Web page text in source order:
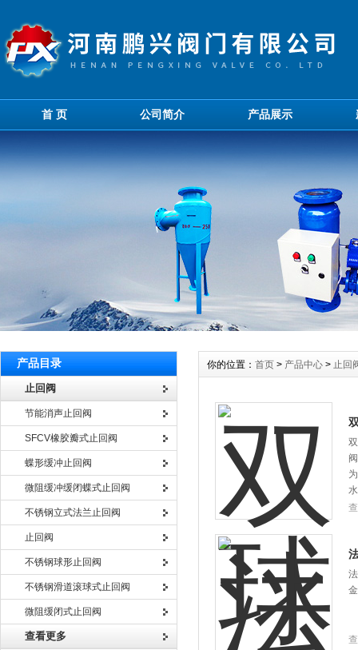
首 页 公司简介 产品展示
产品目录
止回阀
节能消声止回阀
SFCV橡胶瓣式止回阀
蝶形缓冲止回阀
微阻缓冲缓闭蝶式止回阀
不锈钢立式法兰止回阀
止回阀
不锈钢球形止回阀
不锈钢滑道滚球式止回阀
微阻缓闭式止回阀
查看更多
你的位置： 首页 > 产品中心 > 止回